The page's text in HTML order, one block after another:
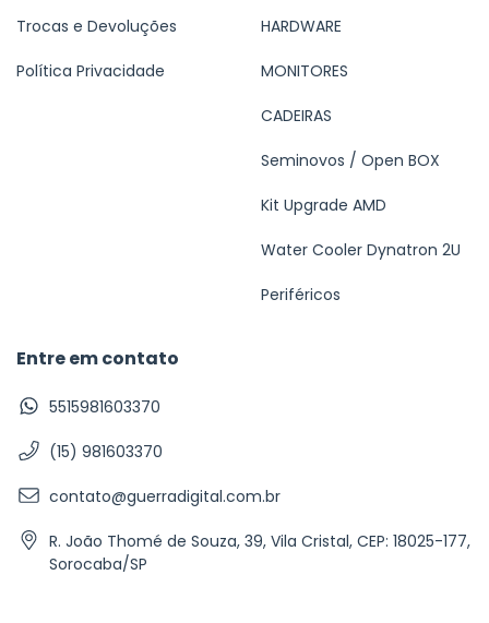
Trocas e Devoluções
Política Privacidade
HARDWARE
MONITORES
CADEIRAS
Seminovos / Open BOX
Kit Upgrade AMD
Water Cooler Dynatron 2U
Periféricos
Entre em contato
5515981603370
(15) 981603370
contato@guerradigital.com.br
R. João Thomé de Souza, 39, Vila Cristal, CEP: 18025-177,
Sorocaba/SP